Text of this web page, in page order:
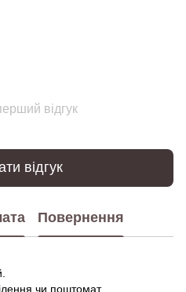
відгук
відгук
Повернення
чи поштомат.